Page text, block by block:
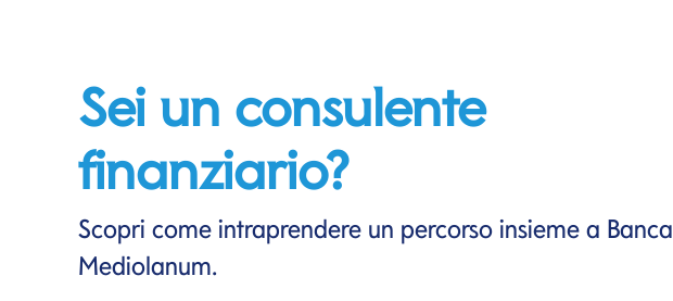
Sei un consulente
finanziario?
Scopri come intraprendere un percorso insieme a Banca
Mediolanum.